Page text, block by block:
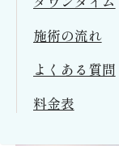
施術の流れ
よくある質問
料金表